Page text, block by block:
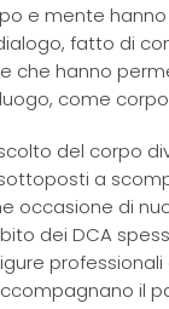
e mente hanno
fatto di
che hanno
come
del corpo
a
occasione di
dei DCA
il